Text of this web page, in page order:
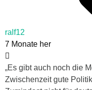
ralf12
7 Monate her
„Es gibt auch noch die
Zwischenzeit gute